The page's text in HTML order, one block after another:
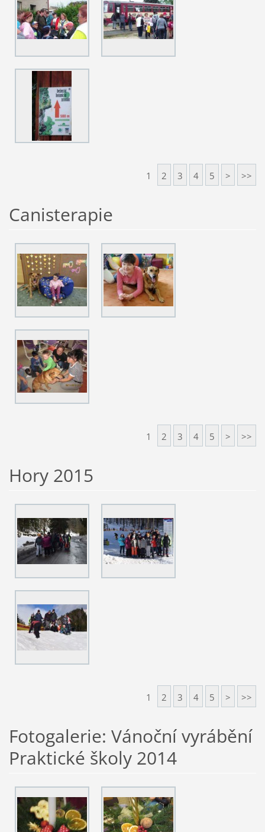
1 2 3 4 5 > >>
Canisterapie
1 2 3 4 5 > >>
Hory 2015
1 2 3 4 5 > >>
Fotogalerie: Vánoční vyrábění
Praktické školy 2014